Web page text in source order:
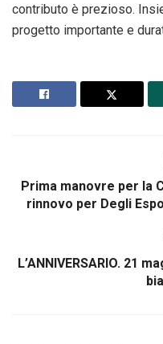
contributo è prezioso.
progetto importante e
Prima manovre per la
rinnovo per Degli
L’ANNIVERSARIO. 21